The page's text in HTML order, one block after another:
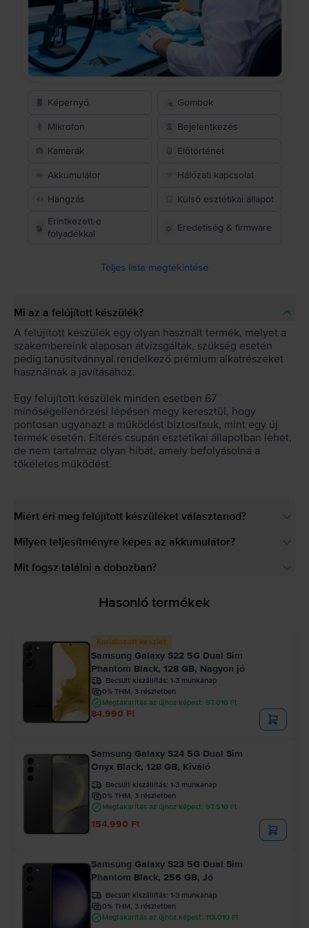
Képernyő Gombok
Mikrofon Bejelentkezés
Kamerák Előtörténet
Akkumulátor Hálózati kapcsolat
Hangzás
Külső esztétikai állapot
Érintkezett-e
folyadékkal
Eredetiség & firmware
Teljes lista megtekintése
Mi az a felújított készülék?
A felújított készülék egy olyan használt termék, melyet a
szakembereink alaposan átvizsgáltak, szükség esetén
pedig tanúsítvánnyal rendelkező prémium alkatrészeket
használnak a javításához.
Egy felújított készülék minden esetben 67
minőségellenőrzési lépésen megy keresztül, hogy
pontosan ugyanazt a működést biztosítsuk, mint egy új
termék esetén. Eltérés csupán esztétikai állapotban lehet,
de nem tartalmaz olyan hibát, amely befolyásolná a
tökéletes működést.
Miért éri meg felújított készüléket választanod?
Milyen teljesítményre képes az akkumulátor?
Mit fogsz találni a dobozban?
Hasonló termékek
Korlátozott készlet
Samsung Galaxy S22 5G Dual Sim
Phantom Black, 128 GB, Nagyon jó
Becsült kiszállítás: 1-3 munkanap
0% THM, 3 részletben
Megtakarítás az újhoz képest: 97.010 Ft
84.990 Ft
Samsung Galaxy S24 5G Dual Sim
Onyx Black, 128 GB, Kiváló
Becsült kiszállítás: 1-3 munkanap
0% THM, 3 részletben
Megtakarítás az újhoz képest: 97.510 Ft
154.990 Ft
Samsung Galaxy S23 5G Dual Sim
Phantom Black, 256 GB, Jó
Becsült kiszállítás: 1-3 munkanap
0% THM, 3 részletben
Megtakarítás az újhoz képest: 113.010 Ft